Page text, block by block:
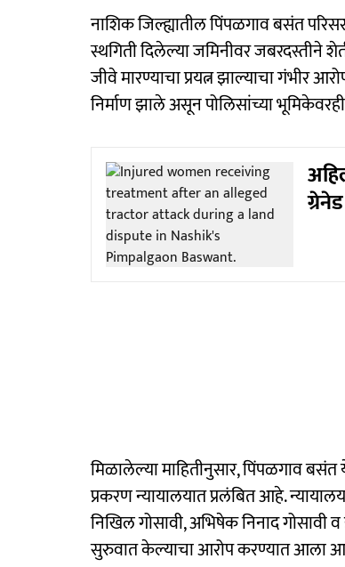
नाशिक जिल्ह्यातील पिंपळगाव बसंत
स्थगिती दिलेल्या जमिनीवर जबरदस्तीने
जीवे मारण्याचा प्रयत्न झाल्याचा गंभीर
निर्माण झाले असून पोलिसांच्या
ग्रेनेड
मिळालेल्या माहितीनुसार, पिंपळगाव
प्रकरण न्यायालयात प्रलंबित आहे.
निखिल गोसावी, अभिषेक निनाद
सुरुवात केल्याचा आरोप करण्यात आला